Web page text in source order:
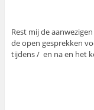
Rest mij de
de open gesprekken
tijdens / en na en het